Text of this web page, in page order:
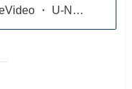
・ U-N…